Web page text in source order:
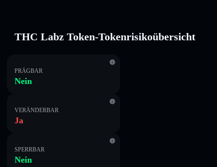
THC Labz Token-Tokenrisikoübersicht
PRÄGBAR
Nein
VERÄNDERBAR
Ja
SPERRBAR
Nein